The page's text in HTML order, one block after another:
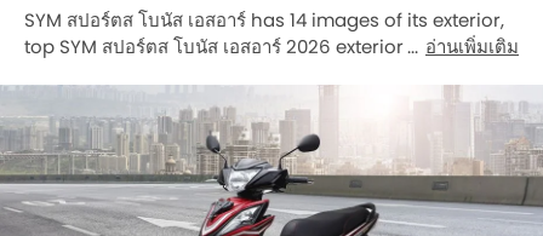
SYM สปอร์ตส โบนัส เอสอาร์ has 14 images of its exterior,
top SYM สปอร์ตส โบนัส เอสอาร์ 2026 exterior images
Image, Slant Rear View Full Image, Rear Viewfull
Image, Left Side View Full Image, Right Side Viewfull
Image, Engine View, Console View, Front Brake, Rear
Brake, Seat Storage Side View, Glove Boxscooter, Back
Side View, Slant Back Side View Right.
อ่านเพิ่มเติม